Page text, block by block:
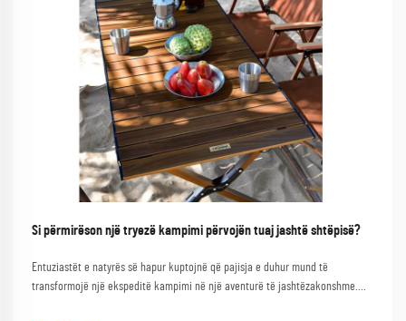
Si përmirëson një tryezë kampimi përvojën tuaj jashtë shtëpisë?
Entuziastët e natyrës së hapur kuptojnë që pajisja e duhur mund të
transformojë një ekspeditë kampimi në një aventurë të jashtëzakonshme.